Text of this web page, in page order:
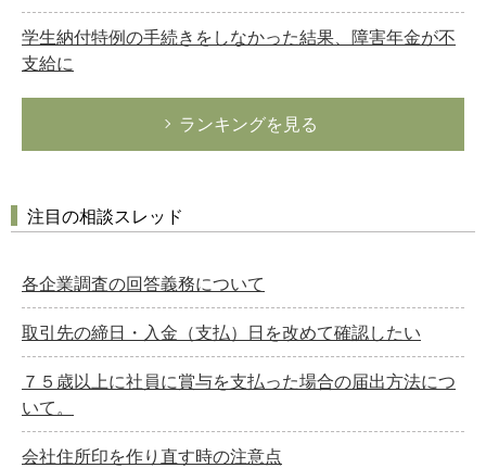
学生納付特例の手続きをしなかった結果、障害年金が不
支給に
ランキングを見る
注目の相談スレッド
各企業調査の回答義務について
取引先の締日・入金（支払）日を改めて確認したい
７５歳以上に社員に賞与を支払った場合の届出方法につ
いて。
会社住所印を作り直す時の注意点